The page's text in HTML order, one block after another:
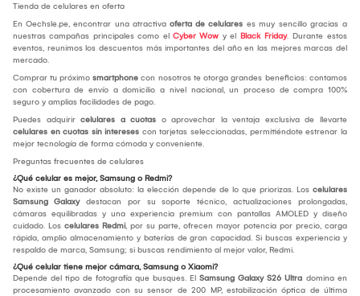
Tienda de celulares en oferta
En Oechsle.pe, encontrar una atractiva oferta de celulares es muy sencillo gracias a
nuestras campañas principales como el Cyber Wow y el Black Friday. Durante estos
eventos, reunimos los descuentos más importantes del año en las mejores marcas del
mercado.
Comprar tu próximo smartphone con nosotros te otorga grandes beneficios: contamos
con cobertura de envío a domicilio a nivel nacional, un proceso de compra 100%
seguro y amplias facilidades de pago.
Puedes adquirir celulares a cuotas o aprovechar la ventaja exclusiva de llevarte
celulares en cuotas sin intereses con tarjetas seleccionadas, permitiéndote estrenar la
mejor tecnología de forma cómoda y conveniente.
Preguntas frecuentes de celulares
¿Qué celular es mejor, Samsung o Redmi?
No existe un ganador absoluto: la elección depende de lo que priorizas. Los celulares
Samsung Galaxydestacan por su soporte técnico, actualizaciones prolongadas,
cámaras equilibradas y una experiencia premium con pantallas AMOLED y diseño
cuidado. Los celulares Redmi, por su parte, ofrecen mayor potencia por precio, carga
rápida, amplio almacenamiento y baterías de gran capacidad. Si buscas experiencia y
respaldo de marca, Samsung; si buscas rendimiento al mejor valor, Redmi.
¿Qué celular tiene mejor cámara, Samsung o Xiaomi?
Depende del tipo de fotografía que busques. El Samsung Galaxy S26 Ultra domina en
procesamiento avanzado con su sensor de 200 MP, estabilización óptica de última